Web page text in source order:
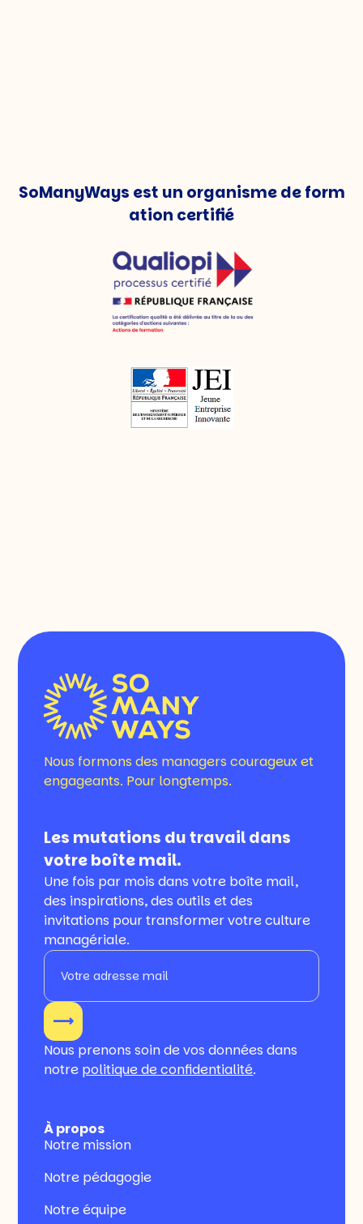
SoManyWays est un organisme de form
ation certifié
Nous formons des managers courageux et
engageants. Pour longtemps.
Les mutations du travail dans
votre boîte mail.
Une fois par mois dans votre boîte mail,
des inspirations, des outils et des
invitations pour transformer votre culture
managériale.
Nous prenons soin de vos données dans
notre politique de confidentialité.
À propos
Notre mission
Notre pédagogie
Notre équipe